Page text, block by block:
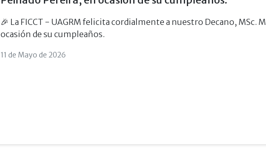
🎉 La FICCT - UAGRM felicita cordialmente a nuestro Decano, MSc.
ocasión de su cumpleaños.
11 de Mayo de 2026